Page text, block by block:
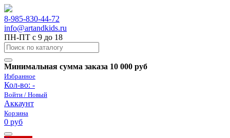
8-985-830-44-72
info@artandkids.ru
ПН-ПТ с 9 до 18
Минимальная сумма заказа 10 000 руб
Избранное
Кол-во: -
Войти / Новый
Аккаунт
Корзина
0 руб